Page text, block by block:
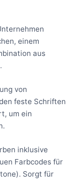
einem
aus
von
feste Schriften
um ein
inklusive
Farbcodes für
Sorgt für